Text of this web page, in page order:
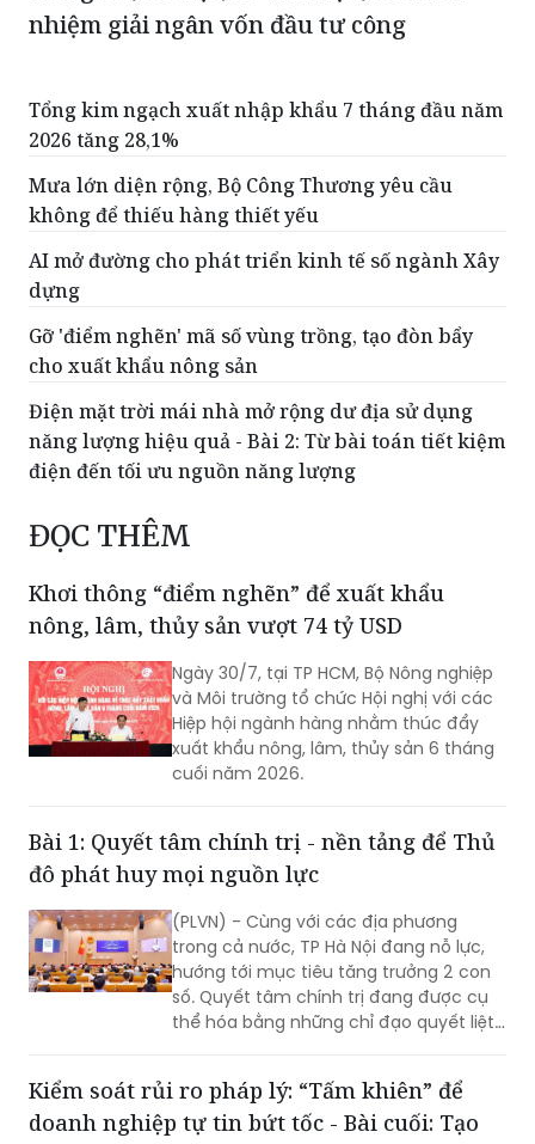
Tổng kim ngạch xuất nhập khẩu 7 tháng đầu năm
Mưa lớn diện rộng, Bộ Công Thương yêu cầu
không để thiếu hàng thiết yếu
AI mở đường cho phát triển kinh tế số ngành Xây
dựng
Gỡ 'điểm nghẽn' mã số vùng trồng, tạo đòn bẩy
cho xuất khẩu nông sản
Điện mặt trời mái nhà mở rộng dư địa sử dụng
năng lượng hiệu quả - Bài 2: Từ bài toán tiết kiệm
điện đến tối ưu nguồn năng lượng
ĐỌC THÊM
Khơi thông “điểm nghẽn” để xuất khẩu
Ngày 30/7, tại TP HCM, Bộ Nông nghiệp
và Môi trường tổ chức Hội nghị với các
Hiệp hội ngành hàng nhằm thúc đẩy
xuất khẩu nông, lâm, thủy sản 6 tháng
cuối năm 2026.
Bài 1: Quyết tâm chính trị - nền tảng để Thủ
(PLVN) - Cùng với các địa phương
trong cả nước, TP Hà Nội đang nỗ lực,
hướng tới mục tiêu tăng trưởng 2 con
số. Quyết tâm chính trị đang được cụ
thể hóa bằng những chỉ đạo quyết liệt,
hành động đồng bộ và tinh thần dám
nghĩ, dám làm. Đây chính là những
động lực quan trọng để TP khơi dậy
tảng để Thủ đô phát huy mọi nguồn
lực, tạo đà bứt phá trong giai đoạn
phát triển mới…
Kiểm soát rủi ro pháp lý: “Tấm khiên” để
nền tảng vững chắc cho doanh nghiệp yên
tâm đầu tư